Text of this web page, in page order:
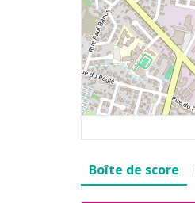
Boîte de score